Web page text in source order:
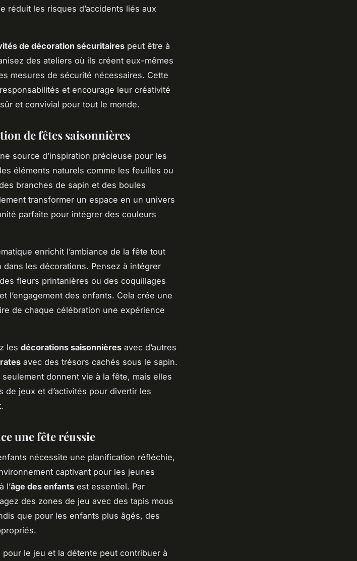
réduit les risques d’accidents liés aux
de décoration sécuritaires peut être à
des ateliers où ils créent eux-mêmes
mesures de sécurité nécessaires. Cette
et encourage leur créativité
et convivial pour tout le monde.
de fêtes saisonnières
source d’inspiration précieuse pour les
éléments naturels comme les feuilles ou
branches de sapin et des boules
transformer un espace en un univers
parfaite pour intégrer des couleurs
enrichit l’ambiance de la fête tout
les décorations. Pensez à intégrer
fleurs printanières ou des coquillages
l’engagement des enfants. Cela crée une
de chaque célébration une expérience
les décorations saisonnières avec d’autres
avec des trésors cachés sous le sapin.
donnent vie à la fête, mais elles
jeux et d’activités pour divertir les
une fête réussie
nécessite une planification réfléchie,
captivant pour les jeunes
l’âge des enfants est essentiel. Par
des zones de jeu avec des tapis mous
que pour les enfants plus âgés, des
le jeu et la détente peut contribuer à